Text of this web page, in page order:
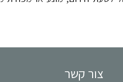
צור קשר